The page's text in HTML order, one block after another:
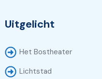
Uitgelicht
Het Bostheater
Lichtstad